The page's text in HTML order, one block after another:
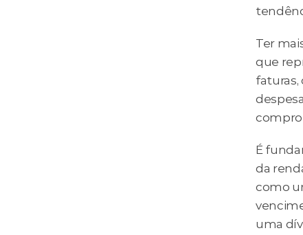
Ter
que
faturas,
É
da
como
uma